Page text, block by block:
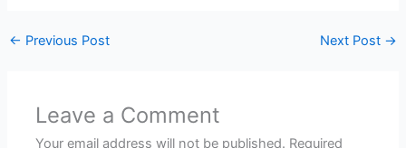
← Previous Post Next Post →
Leave a Comment
Your email address will not be published. Required